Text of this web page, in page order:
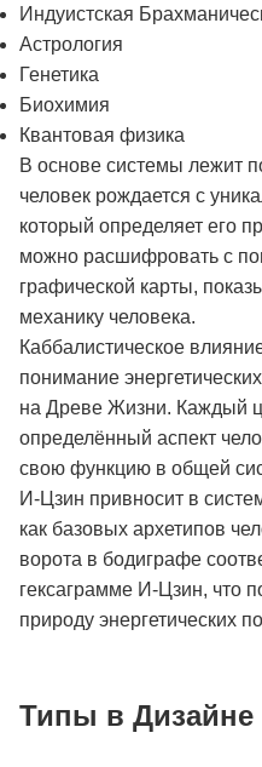
Индуистская
Астрология
Генетика
Биохимия
Квантовая физика
В основе системы лежит
человек рождается с
который определяет его
можно расшифровать с
графической карты,
механику человека.
Каббалистическое
понимание
на Древе Жизни. Каждый
определённый аспект
свою функцию в общей
И-Цзин привносит в
как базовых архетипов
ворота в бодиграфе
гексаграмме И-Цзин, что
природу энергетических
Типы в Дизайне